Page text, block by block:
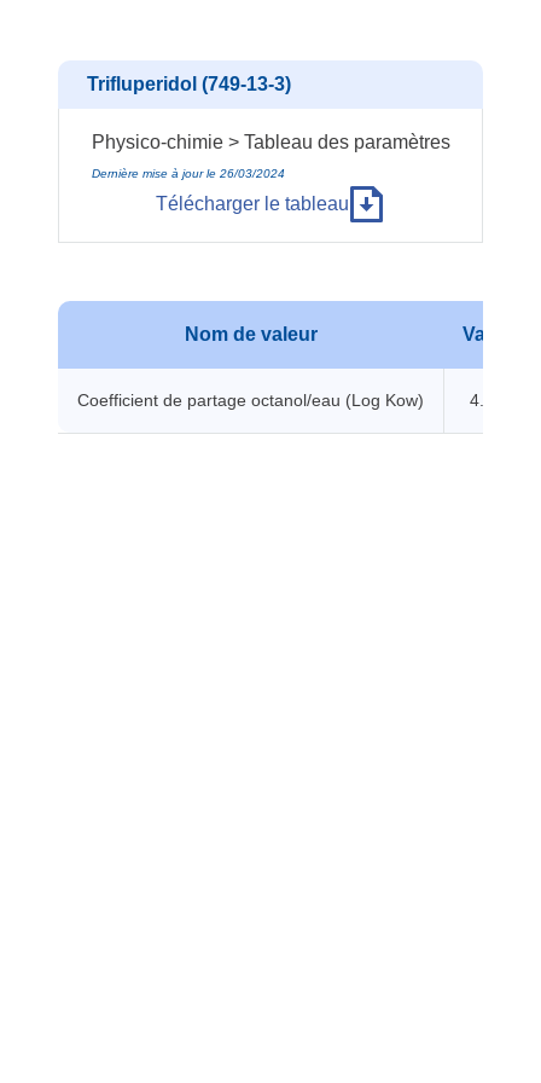
Trifluperidol (749-13-3)
Physico-chimie > Tableau des paramètres
Dernière mise à jour le 26/03/2024
Télécharger le tableau
Nom de valeur Valeur
Coefficient de partage octanol/eau (Log Kow) 4.52 -